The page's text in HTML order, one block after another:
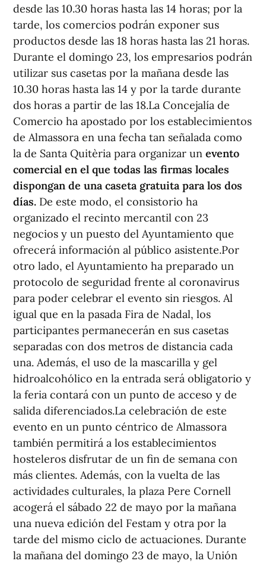
desde las 10.30 horas hasta las 14 horas; por la
tarde, los comercios podrán exponer sus
productos desde las 18 horas hasta las 21 horas.
Durante el domingo 23, los empresarios podrán
utilizar sus casetas por la mañana desde las
10.30 horas hasta las 14 y por la tarde durante
dos horas a partir de las 18.La Concejalía de
Comercio ha apostado por los establecimientos
de Almassora en una fecha tan señalada como
la de Santa Quitèria para organizar un evento
comercial en el que todas las firmas locales
dispongan de una caseta gratuita para los dos
días. De este modo, el consistorio ha
organizado el recinto mercantil con 23
negocios y un puesto del Ayuntamiento que
ofrecerá información al público asistente.Por
otro lado, el Ayuntamiento ha preparado un
protocolo de seguridad frente al coronavirus
para poder celebrar el evento sin riesgos. Al
igual que en la pasada Fira de Nadal, los
participantes permanecerán en sus casetas
separadas con dos metros de distancia cada
una. Además, el uso de la mascarilla y gel
hidroalcohólico en la entrada será obligatorio y
la feria contará con un punto de acceso y de
salida diferenciados.La celebración de este
evento en un punto céntrico de Almassora
también permitirá a los establecimientos
hosteleros disfrutar de un fin de semana con
más clientes. Además, con la vuelta de las
actividades culturales, la plaza Pere Cornell
acogerá el sábado 22 de mayo por la mañana
una nueva edición del Festam y otra por la
tarde del mismo ciclo de actuaciones. Durante
la mañana del domingo 23 de mayo, la Unión